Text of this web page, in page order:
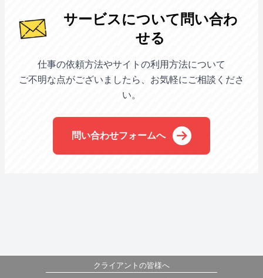
サービスについて問い合わ
せる
仕事の依頼方法やサイトの利用方法について
ご不明な点がございましたら、お気軽にご相談くださ
い。
問い合わせフォームへ
クライアントの皆様へ